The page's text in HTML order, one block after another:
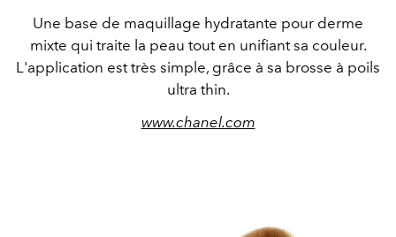
Une base de maquillage hydratante pour derme
mixte qui traite la peau tout en unifiant sa couleur.
L'application est très simple, grâce à sa brosse à poils
ultra thin.
www.chanel.com